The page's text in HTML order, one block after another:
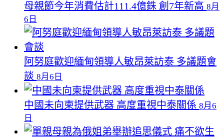
母親節今年消費估計111.4億銖 創7年新高 8月
6日
阿努庭歡迎緬甸領導人敏昂萊訪泰 多議題會
談 8月6日
中國未向柬提供武器 高度重視中泰關係 8月6
日